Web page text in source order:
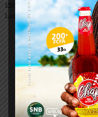
ESSAL 2026 : les admissibles
Lomé
M M
5
10 11 12